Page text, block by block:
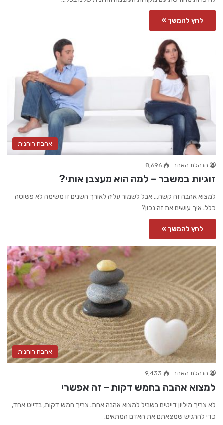
לחץ להמשך »
אהבה רוחנית
הנהלת האתר 8,696
זוגיות במשבר – למה הוא מעצבן אותי?
למצוא אהבה זה קשה... אבל לשמור עליה לאורך השנים זו משימה לא פשוטה
כלל. איך עושים את זה נכון?
לחץ להמשך »
אהבה רוחנית
הנהלת האתר 9,433
למצוא אהבה בחמש דקות – זה אפשרי
לא צריך מיליון דייטים בשביל למצוא אהבה אחת. צריך חמש דקות, בדייט אחד,
כדי להרגיש שמצאתם את האדם המתאים.